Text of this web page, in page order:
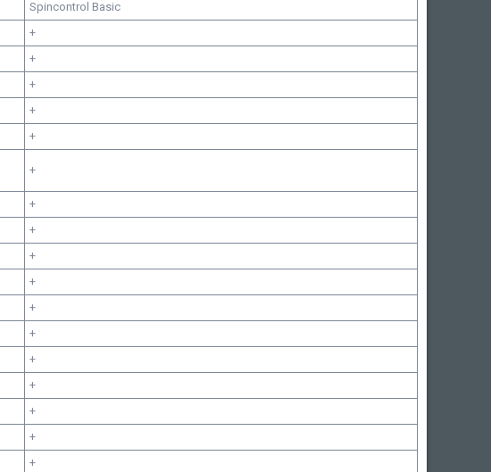
Spincontrol Basic
+
+
+
+
+
+
+
+
+
+
+
+
+
+
+
+
+